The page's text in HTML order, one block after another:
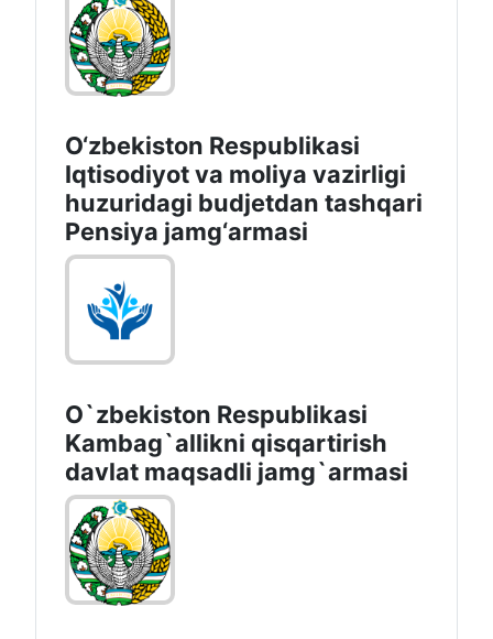
O‘zbekiston Respublikasi
Iqtisodiyot va moliya vazirligi
huzuridagi budjetdan tashqari
Pensiya jamg‘armasi
O`zbekiston Respublikasi
Kambag`allikni qisqartirish
davlat maqsadli jamg`armasi